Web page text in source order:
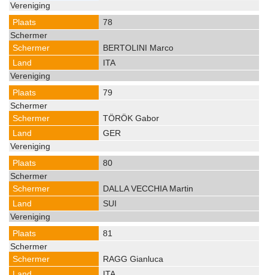
78
BERTOLINI Marco
ITA
79
TÖRÖK Gabor
GER
80
DALLA VECCHIA Martin
SUI
81
RAGG Gianluca